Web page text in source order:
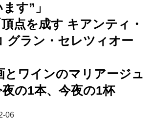
す”」
点を成す キアンティ・
グラン・セレツィオー
とワインのマリアージュ
の1本、今夜の1杯
06